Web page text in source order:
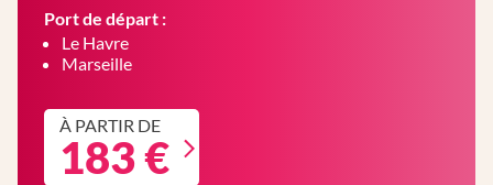
Port de départ :
Le Havre
Marseille
À PARTIR DE
183 €